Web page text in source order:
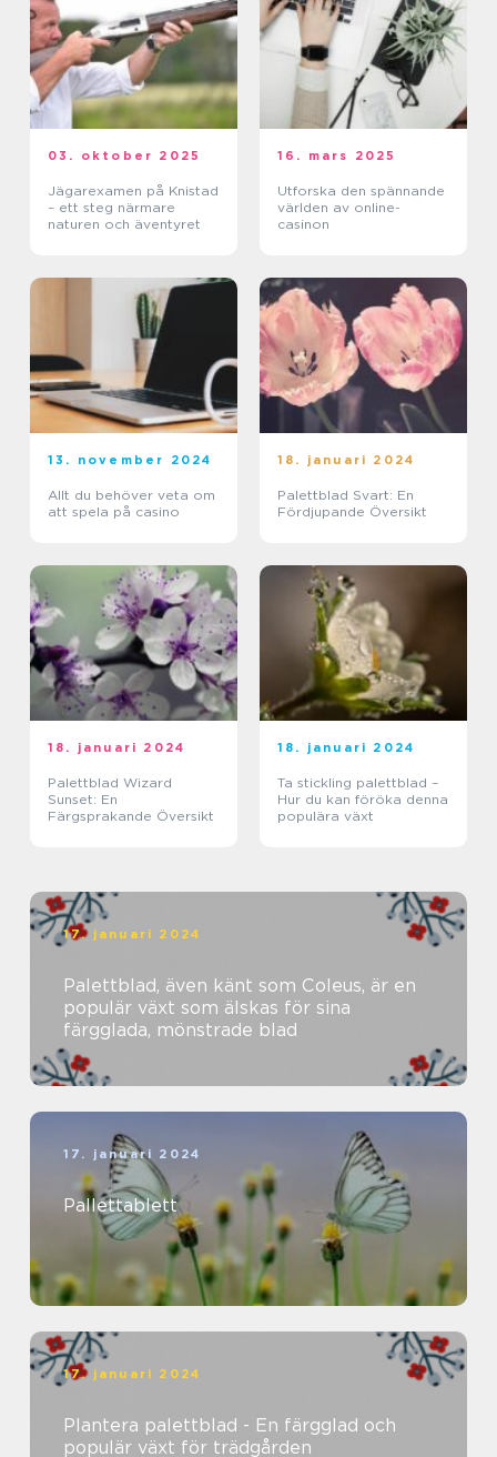
03. oktober 2025
Jägarexamen på Knistad
– ett steg närmare
naturen och äventyret
16. mars 2025
Utforska den spännande
världen av online-
casinon
13. november 2024
Allt du behöver veta om
att spela på casino
18. januari 2024
Palettblad Svart: En
Fördjupande Översikt
18. januari 2024
Palettblad Wizard
Sunset: En
Färgsprakande Översikt
18. januari 2024
Ta stickling palettblad –
Hur du kan föröka denna
populära växt
17. januari 2024
Palettblad, även känt som Coleus, är en
populär växt som älskas för sina
färgglada, mönstrade blad
17. januari 2024
Pallettablett
17. januari 2024
Plantera palettblad - En färgglad och
populär växt för trädgården